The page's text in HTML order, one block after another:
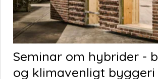
Seminar om hybrider -
og klimavenligt byggeri